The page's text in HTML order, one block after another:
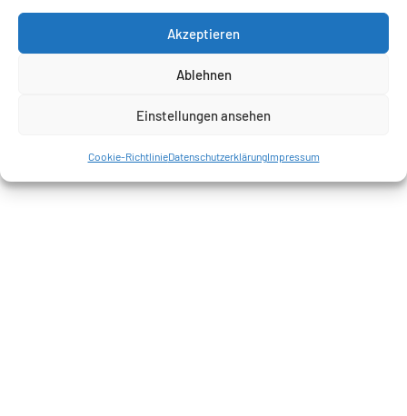
Akzeptieren
Ablehnen
Einstellungen ansehen
Cookie-RichtlinieDatenschutzerklärungImpressum